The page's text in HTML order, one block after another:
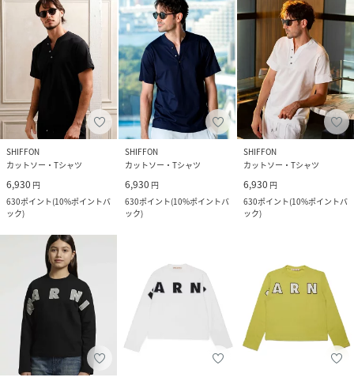
SHIFFON
カットソー・Tシャツ
6,930 円
630ポイント(10%ポイントバ
ック)
SHIFFON
カットソー・Tシャツ
6,930 円
630ポイント(10%ポイントバ
ック)
SHIFFON
カットソー・Tシャツ
6,930 円
630ポイント(10%ポイントバ
ック)